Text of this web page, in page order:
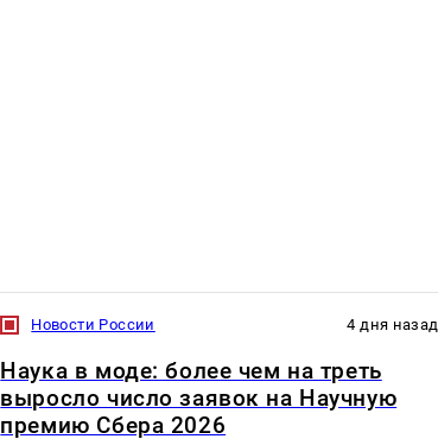
Новости России 4 дня назад
Наука в моде: более чем на треть
выросло число заявок на Научную
премию Сбера 2026